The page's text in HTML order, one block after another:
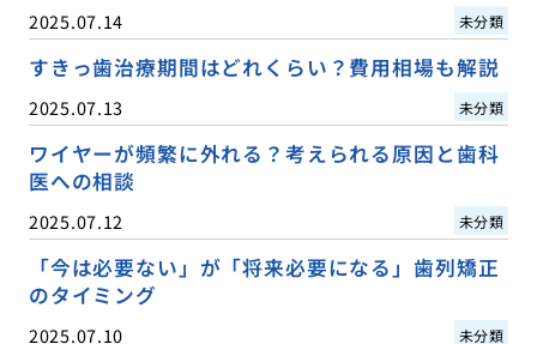
2025.07.14 未分類
すきっ歯治療期間はどれくらい？費用相場も解説
2025.07.13 未分類
ワイヤーが頻繁に外れる？考えられる原因と歯科
医への相談
2025.07.12 未分類
「今は必要ない」が「将来必要になる」歯列矯正
のタイミング
2025.07.10 未分類